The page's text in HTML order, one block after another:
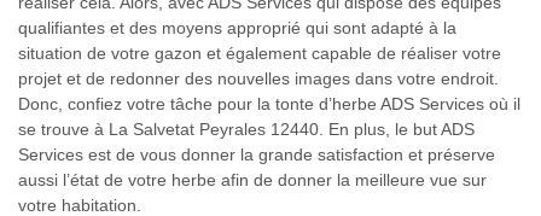
qualifiantes et des moyens approprié qui sont adapté à la
situation de votre gazon et également capable de réaliser votre
projet et de redonner des nouvelles images dans votre endroit.
Donc, confiez votre tâche pour la tonte d’herbe ADS Services où il
se trouve à La Salvetat Peyrales 12440. En plus, le but ADS
Services est de vous donner la grande satisfaction et préserve
aussi l’état de votre herbe afin de donner la meilleure vue sur
votre habitation.